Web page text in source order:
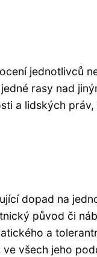
jednotlivců
rasy nad
a lidských
dopad na
původ či
a
všech jeho